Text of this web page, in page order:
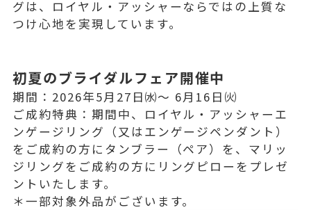
グは、ロイヤル・アッシャーならではの上質な
つけ心地を実現しています。
初夏のブライダルフェア開催中
期間：2026年5月27日㈬～ 6月16日㈫
ご成約特典：期間中、ロイヤル・アッシャーエ
ンゲージリング（又はエンゲージペンダント）
をご成約の方にタンブラー（ペア）を、マリッ
ジリングをご成約の方にリングピローをプレゼ
ントいたします。
＊一部対象外品がございます。